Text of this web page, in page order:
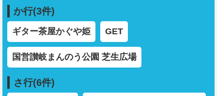
か行(3件)
ギター茶屋かぐや姫 GET
国営讃岐まんのう公園 芝生広場
さ行(6件)